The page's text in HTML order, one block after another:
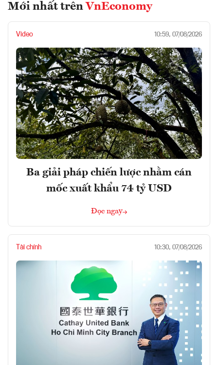
Mới nhất trên VnEconomy
Video 10:59, 07/08/2026
Ba giải pháp chiến lược nhằm cán
mốc xuất khẩu 74 tỷ USD
Đọc ngay
Tài chính 10:30, 07/08/2026